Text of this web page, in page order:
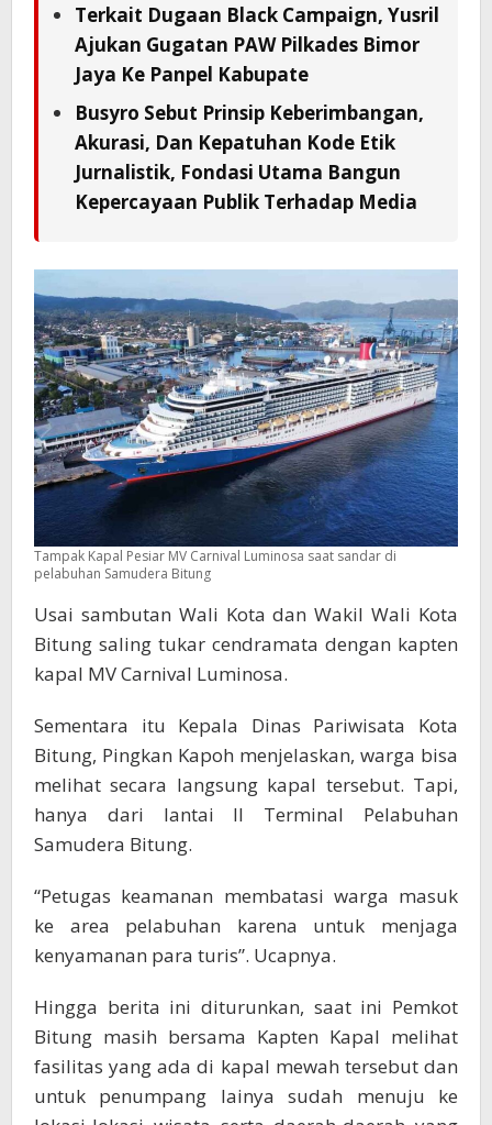
Terkait Dugaan Black Campaign, Yusril
Ajukan Gugatan PAW Pilkades Bimor
Jaya Ke Panpel Kabupate
Busyro Sebut Prinsip Keberimbangan,
Akurasi, Dan Kepatuhan Kode Etik
Jurnalistik, Fondasi Utama Bangun
Kepercayaan Publik Terhadap Media
Tampak Kapal Pesiar MV Carnival Luminosa saat sandar di
pelabuhan Samudera Bitung
Usai sambutan Wali Kota dan Wakil Wali Kota
Bitung saling tukar cendramata dengan kapten
kapal MV Carnival Luminosa.
Sementara itu Kepala Dinas Pariwisata Kota
Bitung, Pingkan Kapoh menjelaskan, warga bisa
melihat secara langsung kapal tersebut. Tapi,
hanya dari lantai II Terminal Pelabuhan
Samudera Bitung.
“Petugas keamanan membatasi warga masuk
ke area pelabuhan karena untuk menjaga
kenyamanan para turis”. Ucapnya.
Hingga berita ini diturunkan, saat ini Pemkot
Bitung masih bersama Kapten Kapal melihat
fasilitas yang ada di kapal mewah tersebut dan
untuk penumpang lainya sudah menuju ke